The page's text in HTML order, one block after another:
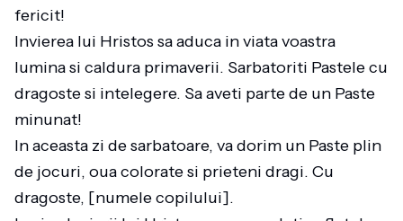
fericit!
Invierea lui Hristos sa aduca in viata voastra
lumina si caldura primaverii. Sarbatoriti Pastele cu
dragoste si intelegere. Sa aveti parte de un Paste
minunat!
In aceasta zi de sarbatoare, va dorim un Paste plin
de jocuri, oua colorate si prieteni dragi. Cu
dragoste, [numele copilului].